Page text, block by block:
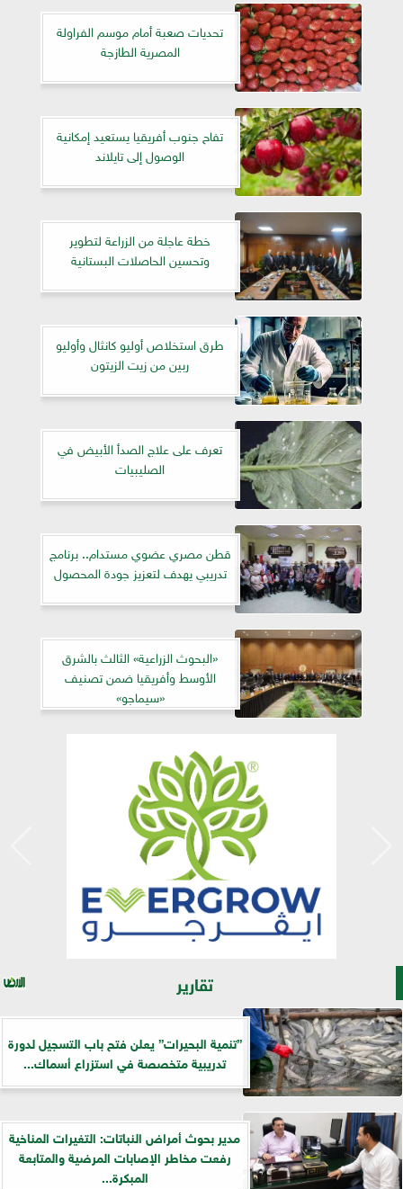
تحديات صعبة أمام موسم الفراولة
المصرية الطازجة
تفاح جنوب أفريقيا يستعيد إمكانية
الوصول إلى تايلاند
خطة عاجلة من الزراعة لتطوير
وتحسين الحاصلات البستانية
طرق استخلاص أوليو كانثال وأوليو
ربين من زيت الزيتون
تعرف على علاج الصدأ الأبيض في
الصليبيات
قطن مصري عضوي مستدام.. برنامج
تدريبي يهدف لتعزيز جودة المحصول
«البحوث الزراعية» الثالث بالشرق
الأوسط وأفريقيا ضمن تصنيف
«سيماجو»
تقارير
”تنمية البحيرات” يعلن فتح باب التسجيل لدورة
تدريبية متخصصة في استزراع أسماك...
مدير بحوث أمراض النباتات: التغيرات المناخية
رفعت مخاطر الإصابات المرضية والمتابعة
المبكرة...